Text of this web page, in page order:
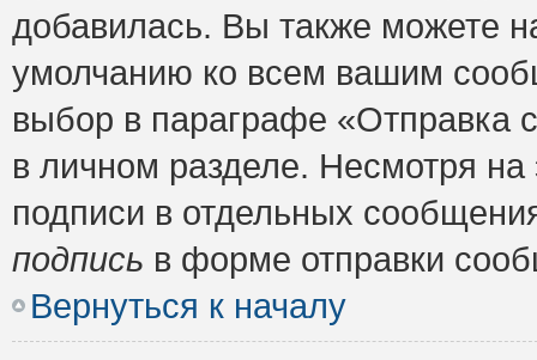
добавилась. Вы также можете
умолчанию ко всем вашим
выбор в параграфе «Отправка
в личном разделе. Несмотря
подписи в отдельных
подпись в форме отправки
Вернуться к началу